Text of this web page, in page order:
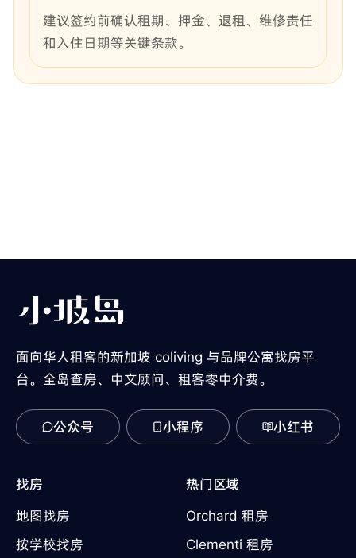
建议签约前确认租期、押金、退租、维修责任
和入住日期等关键条款。
面向华人租客的新加坡 coliving 与品牌公寓找房平
台。全岛查房、中文顾问、租客零中介费。
公众号 小程序 小红书
找房
地图找房
按学校找房
热门区域
Orchard 租房
Clementi 租房